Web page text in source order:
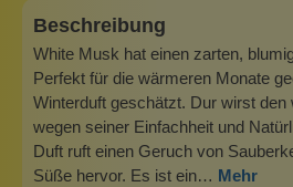
Beschreibung
White Musk hat einen zarten,
Perfekt für die wärmeren Monate
Winterduft geschätzt. Dur wirst
wegen seiner Einfachheit und
Duft ruft einen Geruch von
Süße hervor. Es ist ein… Mehr